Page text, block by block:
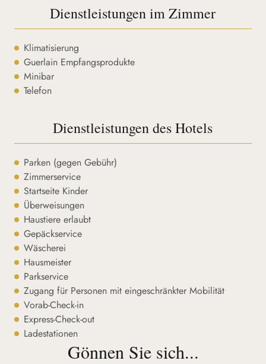
Dienstleistungen im Zimmer
Klimatisierung
Guerlain Empfangsprodukte
Minibar
Telefon
Dienstleistungen des Hotels
Parken (gegen Gebühr)
Zimmerservice
Startseite Kinder
Überweisungen
Haustiere erlaubt
Gepäckservice
Wäscherei
Hausmeister
Parkservice
Zugang für Personen mit eingeschränkter Mobilität
Vorab-Check-in
Express-Check-out
Ladestationen
Gönnen Sie sich...